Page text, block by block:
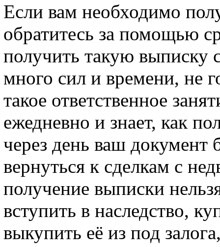
Если вам необходимо
обратитесь за помощью
получить такую выписку
много сил и времени, не
такое ответственное
ежедневно и знает, как
через день ваш документ
вернуться к сделкам с
получение выписки
вступить в наследство,
выкупить её из под